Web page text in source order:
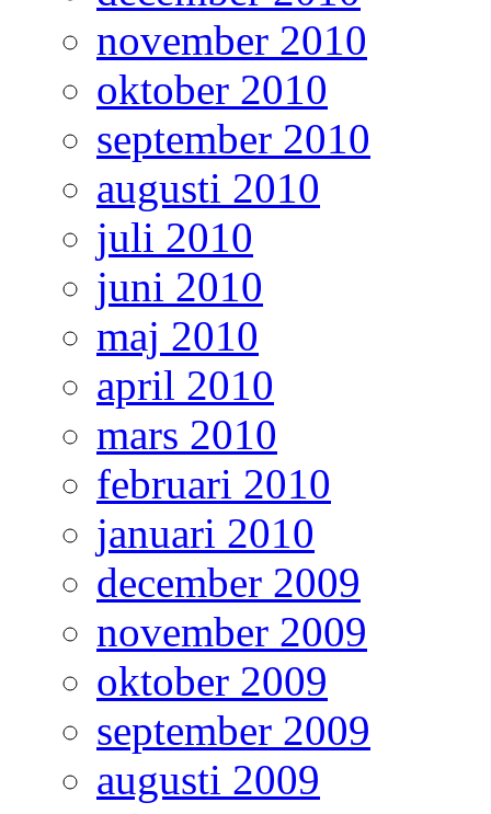
november 2010
oktober 2010
september 2010
augusti 2010
juli 2010
juni 2010
maj 2010
april 2010
mars 2010
februari 2010
januari 2010
december 2009
november 2009
oktober 2009
september 2009
augusti 2009